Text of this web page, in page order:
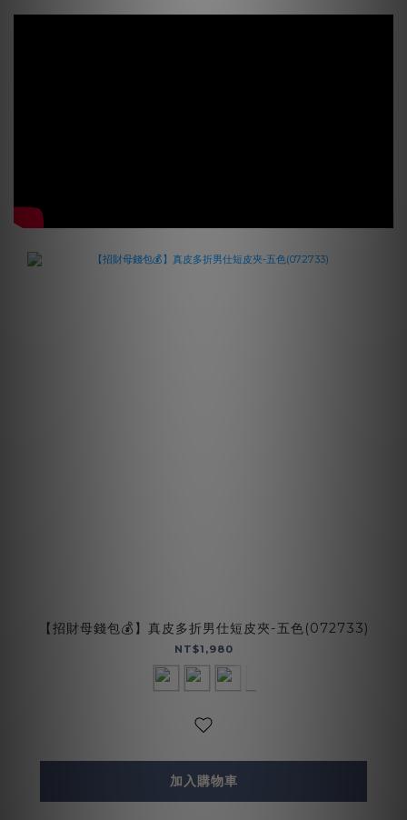
【招財母錢包💰】真皮多折男仕短皮夾-五色(072733)
NT$1,980
加入購物車